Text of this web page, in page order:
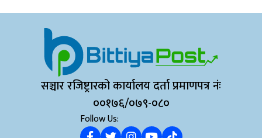
सञ्चार रजिष्ट्रारको कार्यालय दर्ता प्रमाणपत्र नंः
००१७६/०७९-०८०
Follow Us: